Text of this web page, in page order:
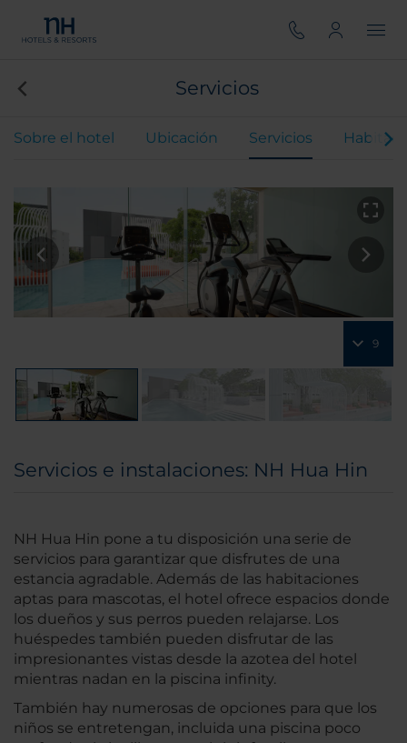
Servicios
Sobre el hotel Ubicación Servicios
9
Servicios e instalaciones: NH Hua Hin
NH Hua Hin pone a tu disposición una serie de
servicios para garantizar que disfrutes de una
estancia agradable. Además de las habitaciones
aptas para mascotas, el hotel ofrece espacios donde
los dueños y sus perros pueden relajarse. Los
huéspedes también pueden disfrutar de las
impresionantes vistas desde la azotea del hotel
mientras nadan en la piscina infinity.
También hay numerosas de opciones para que los
niños se entretengan, incluida una piscina poco